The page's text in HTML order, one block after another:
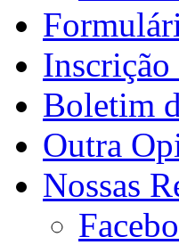
Inscrição
Boletim
Outra
Nossas